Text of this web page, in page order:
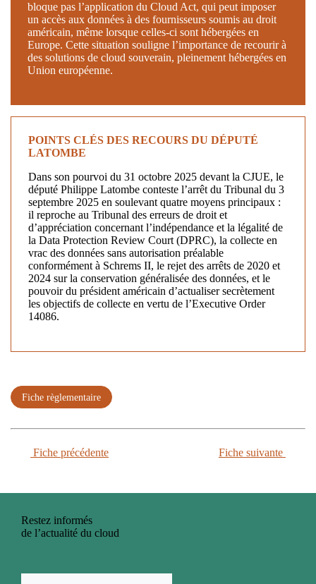
bloque pas l’application du Cloud Act, qui peut imposer
un accès aux données à des fournisseurs soumis au droit
américain, même lorsque celles-ci sont hébergées en
Europe. Cette situation souligne l’importance de recourir à
des solutions de cloud souverain, pleinement hébergées en
Union européenne.
POINTS CLÉS DES RECOURS DU DÉPUTÉ
LATOMBE
Dans son pourvoi du 31 octobre 2025 devant la CJUE, le
député Philippe Latombe conteste l’arrêt du Tribunal du 3
septembre 2025 en soulevant quatre moyens principaux :
il reproche au Tribunal des erreurs de droit et
d’appréciation concernant l’indépendance et la légalité de
la Data Protection Review Court (DPRC), la collecte en
vrac des données sans autorisation préalable
conformément à Schrems II, le rejet des arrêts de 2020 et
2024 sur la conservation généralisée des données, et le
pouvoir du président américain d’actualiser secrètement
les objectifs de collecte en vertu de l’Executive Order
14086.
Fiche règlementaire
Fiche précédente Fiche suivante
Restez informés
de l’actualité du cloud